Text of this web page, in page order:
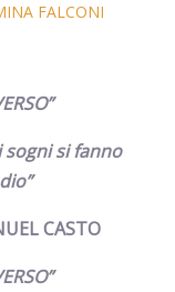
FALCONI
si fanno
CASTO